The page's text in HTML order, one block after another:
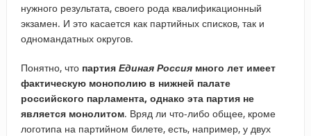
нужного результата, своего рода квалификационный
экзамен. И это касается как партийных списков, так и
одномандатных округов.
Понятно, что партия Единая Россиямного лет имеет
фактическую монополию в нижней палате
российского парламента, однако эта партия не
является монолитом. Вряд ли что-либо общее, кроме
логотипа на партийном билете, есть, например, у двух